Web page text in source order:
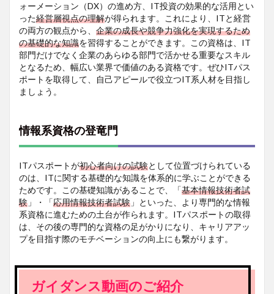
5
試験
概要
6
合格
者の
声
ォーメーション（DX）の進め方、IT投資の効果的な活用とい
った経営層視点の理解が得られます。これにより、ITと経営
の両方の観点から、 企業の成長や競争力強化を実現するため
の基礎的な知識を習得することができます。この資格は、IT
部門だけでなく企業のあらゆる部門で活かせる重要なスキル
となるため、幅広い業界で価値のある資格です。ぜひITパス
ポートを取得して、自己アピールで役立つIT系人材を目指し
ましょう。
情報系資格の登竜門
ITパスポートが初心者向けの試験として位置づけられている
のは、ITに関する基礎的な知識を体系的に学ぶことができる
ためです。この基礎知識があることで、「基本情報技術者試
験 」・「応用情報技術者試験 」といった、より専門的な情報
系資格に進むための土台が作られます。ITパスポートの取得
は、その後の専門的な資格の足がかりになり、キャリアアッ
プを目指す際のモチベーションの向上にも繋がります。
ガイダンス動画のご紹介